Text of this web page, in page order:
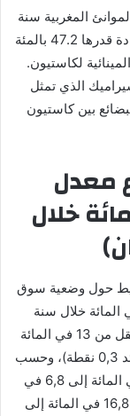
المغربية سنة
2024 حجما إجماليا قدره 1.34 مليون طن، بزيادة قدرها 47.2 بالمئة
المينائية لكاستيون.
الذي تمثل
البضائع بين كاستيون
معدل
في المائة خلال
حول وضعية سوق
معدل البطالة ارتفع إلى 13,3 في المائة خلال سنة
2024. وأبرزت المندوبية أن “معدل البطالة انتقل من 13 في المائة
سنة 2023 إلى 13,3 في المائة سنة 2024 (زائد 0,3 نقطة)، وحسب
وسط الإقامة، انتقل معدل البطالة من 6,3 في المائة إلى 6,8 في
المائة (زائد 0,5 نقطة) بالوسط القروي، ومن 16,8 في المائة إلى